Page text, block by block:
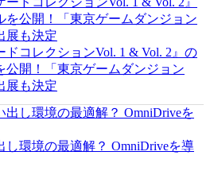
ドコレクションVol. 1 & Vol. 2』の
公開！「東京ゲームダンジョン
展も決定
し環境の最適解？ OmniDriveを導